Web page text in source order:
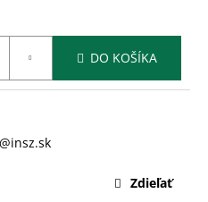
DO KOŠÍKA
Zdieľať